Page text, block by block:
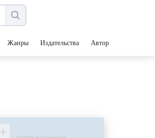
Жанры Издательства Авторы